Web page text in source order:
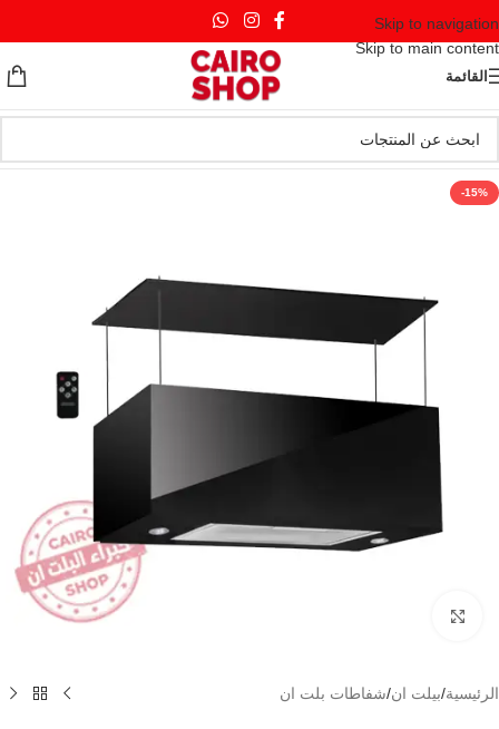
Skip to navigation
Skip to main content
القائمة
-15%
الرئيسية/بيلت ان/شفاطات بلت ان